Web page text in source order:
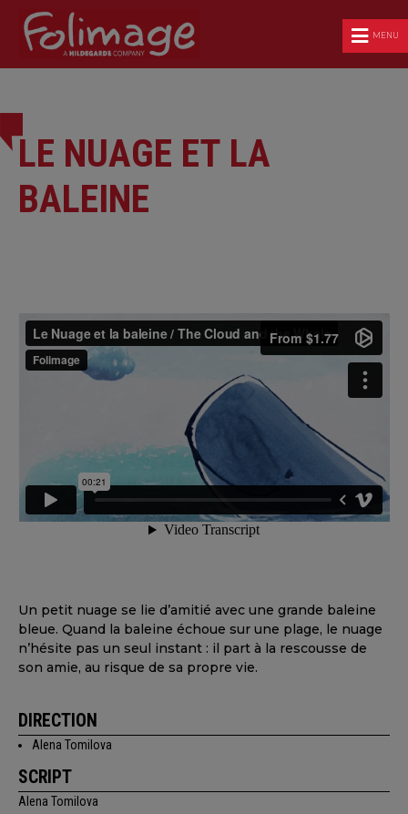
MENU
LE NUAGE ET LA
BALEINE
Un petit nuage se lie d’amitié avec une grande baleine
bleue. Quand la baleine échoue sur une plage, le nuage
n’hésite pas un seul instant : il part à la rescousse de
son amie, au risque de sa propre vie.
DIRECTION
Alena Tomilova
SCRIPT
Alena Tomilova